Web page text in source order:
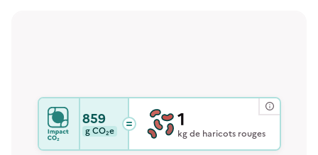
859
gCO₂e 1
kg de haricots rouges